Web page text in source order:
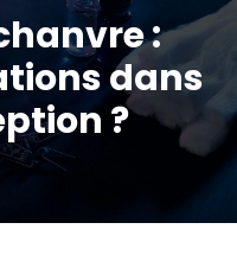
:
dans
?